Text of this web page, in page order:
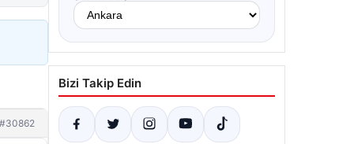
#30862
Bizi Takip Edin